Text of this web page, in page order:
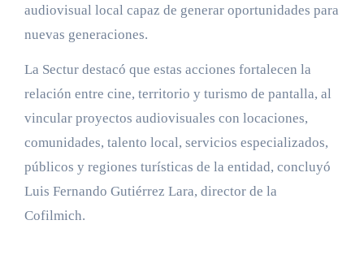
audiovisual local capaz de generar oportunidades para
nuevas generaciones.
La Sectur destacó que estas acciones fortalecen la
relación entre cine, territorio y turismo de pantalla, al
vincular proyectos audiovisuales con locaciones,
comunidades, talento local, servicios especializados,
públicos y regiones turísticas de la entidad, concluyó
Luis Fernando Gutiérrez Lara, director de la
Cofilmich.